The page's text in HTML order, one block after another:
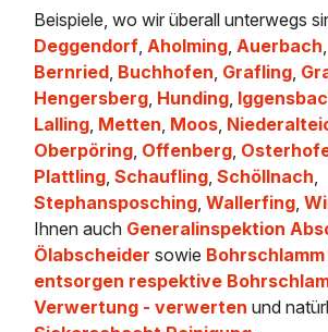
Beispiele, wo wir überall unterwegs
Deggendorf,Aholming,Auerbach
Bernried, Buchhofen, Grafling,
Hengersberg, Hunding,
Lalling, Metten, Moos,
Oberpöring, Offenberg,
Plattling,Schaufling,Schöllnach,
Stephansposching,Wallerfing,
Ihnen auch Generalinspektion
Ölabscheider sowie
entsorgen respektive
Verwertung - verwerten und